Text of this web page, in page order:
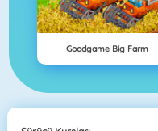
Goodgame Big Farm